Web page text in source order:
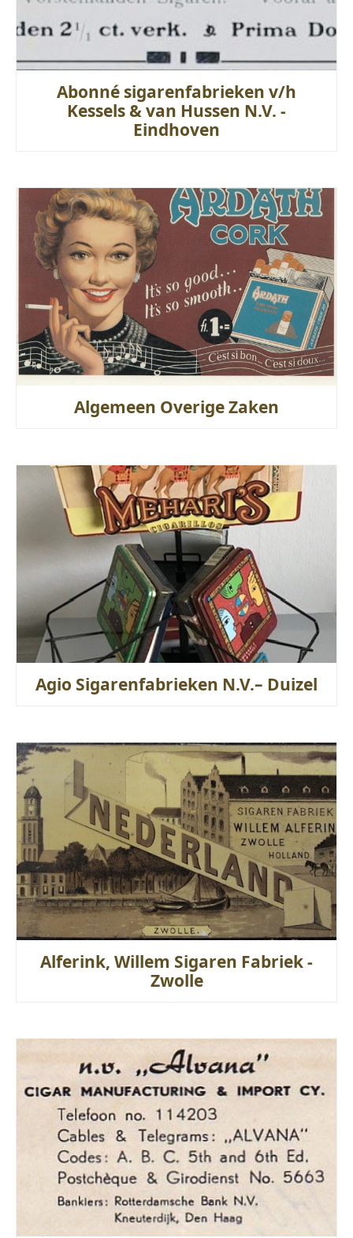
Abonné sigarenfabrieken v/h
Kessels & van Hussen N.V. -
Eindhoven
Algemeen Overige Zaken
Agio Sigarenfabrieken N.V.– Duizel
Alferink, Willem Sigaren Fabriek -
Zwolle